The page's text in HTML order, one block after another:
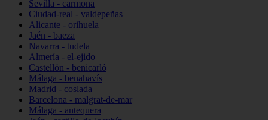
Sevilla - carmona
Ciudad-real - valdepeñas
Alicante - orihuela
Jaén - baeza
Navarra - tudela
Almería - el-ejido
Castellón - benicarló
Málaga - benahavís
Madrid - coslada
Barcelona - malgrat-de-mar
Málaga - antequera